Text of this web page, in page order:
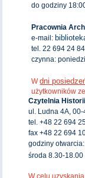
do godziny
Pracownia
e-mail:
tel. 22 694 24 84
czynna:
Wdni
użytkowników
Czytelnia
ul. Ludna 4A,
tel. +48 22 694
fax +48 22 694
godziny
środa 8.30-18.00
W celu